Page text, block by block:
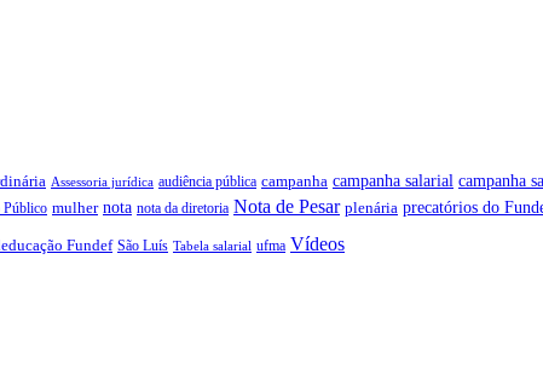
Assessoria jurídica audiência pública campanha campanha salarial campanha
mulher nota nota da diretoria Nota de Pesar plenária precatórios do
Fundef São Luís Tabela salarial ufma Vídeos